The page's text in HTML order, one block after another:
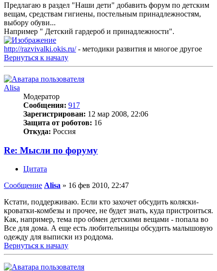
Предлагаю в раздел "Наши дети" добавить форум по детским
вещам, средствам гигиены, постельным принадлежностям,
выбору обуви...
Например " Детский гардероб и принадлежности".
http://razvivalki.okis.ru/- методики развития и многое другое
Вернуться к началу
Alisa
Модератор
Сообщения: 917
Зарегистрирован: 12 мар 2008, 22:06
Защита от роботов: 16
Откуда: Россия
Re: Мысли по форуму
Цитата
Сообщение Alisa » 16 фев 2010, 22:47
Кстати, поддерживаю. Если кто захочет обсудить коляски-
кроватки-комбезы и прочее, не будет знать, куда пристроиться.
Как, например, тема про обмен детскими вещами - попала во
Все для дома. А еще есть любительницы обсудить малышовую
одежду для выписки из роддома.
Вернуться к началу